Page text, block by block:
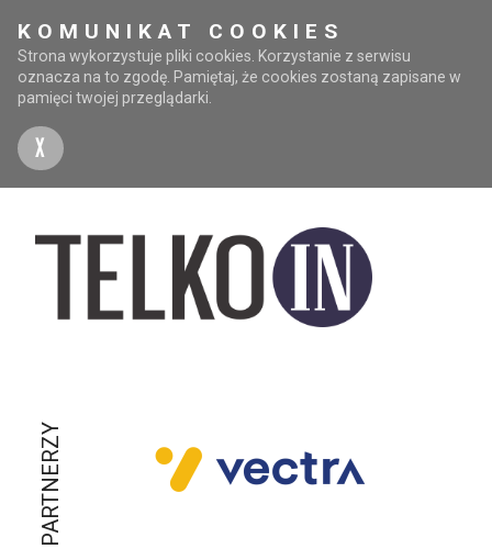
KOMUNIKAT COOKIES
Strona wykorzystuje pliki cookies. Korzystanie z serwisu
oznacza na to zgodę. Pamiętaj, że cookies zostaną zapisane w
pamięci twojej przeglądarki.
X
PARTNERZY